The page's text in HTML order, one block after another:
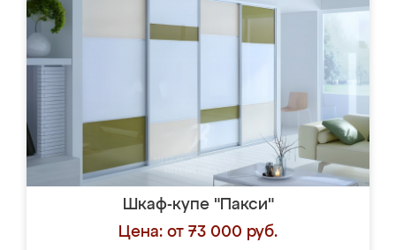
Шкаф-купе "Пакси"
Цена: от 73 000 руб.